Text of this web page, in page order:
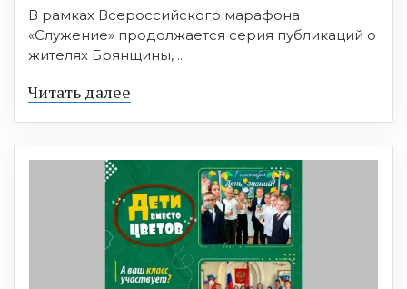
В рамках Всероссийского марафона
«Служение» продолжается серия публикаций о
жителях Брянщины, ...
Читать далее